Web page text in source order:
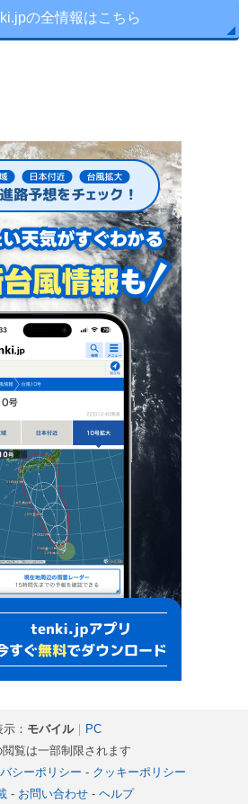
の全情報はこちら
示： モバイル｜ PC
覧は一部制限されます
シーポリシー - クッキーポリシー
- お問い合わせ- ヘルプ